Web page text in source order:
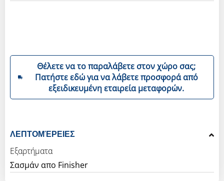
Θέλετε να το παραλάβετε στον χώρο σας;
Πατήστε εδώ για να λάβετε προσφορά από
εξειδικευμένη εταιρεία μεταφορών.
ΛΕΠΤΟΜΈΡΕΙΕΣ
Εξαρτήματα
Σασμάν απο Finisher